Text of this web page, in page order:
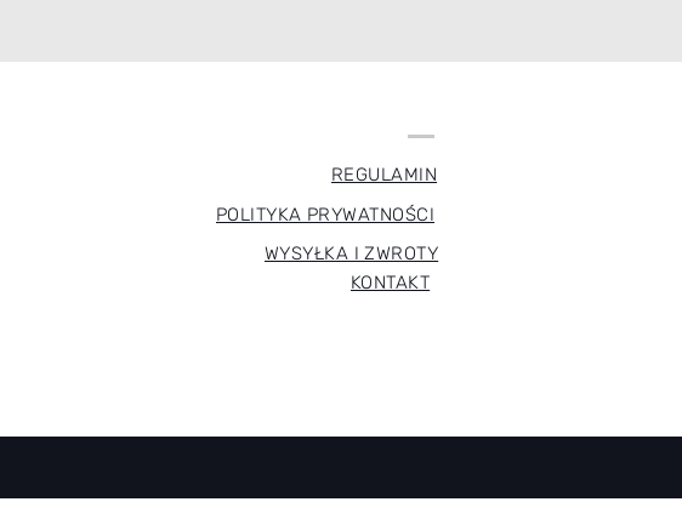
REGULAMIN
POLITYKA PRYWATNOŚCI
WYSYŁKA I ZWROTY
KONTAKT